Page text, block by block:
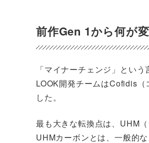
前作Gen 1から何が
「マイナーチェンジ」とい
LOOK開発チームはCofidis（
した。
最も大きな転換点は、UHM
UHMカーボンとは、一般的